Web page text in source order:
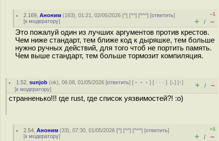
2.169 ,Аноним (163), 01:21, 02/05/2026 [^] [^^] [^^^] [ответить]
[к модератору]
–1
+ / –
Это пожалуй один из лучших аргументов против крестов.
Чем ниже стандарт, тем ближе код к дыряшке, тем больше
нужно ручных действий, для того чтоб не портить память.
Чем выше стандарт, тем больше тормозит компиляция.
1.52 ,sunjob (ok), 06:08, 01/05/2026 [ответить] [ ﹢﹢﹢] [ · · ·][↓] [↑]
[к модератору] + / –
странненько!!! где rust, где список уязвимостей?! :о)
2.54 ,Аноним (33), 07:30, 01/05/2026 [^] [^^] [^^^] [ответить]
[к модератору]
+5
+ / –